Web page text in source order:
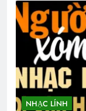
NHẠC LÍNH